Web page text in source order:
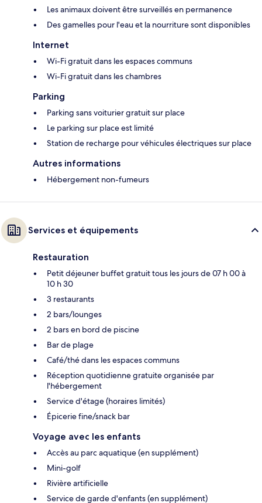
Les animaux doivent être surveillés en permanence
Des gamelles pour l'eau et la nourriture sont disponibles
Internet
Wi-Fi gratuit dans les espaces communs
Wi-Fi gratuit dans les chambres
Parking
Parking sans voiturier gratuit sur place
Le parking sur place est limité
Station de recharge pour véhicules électriques sur place
Autres informations
Hébergement non-fumeurs
Services et équipements
Restauration
Petit déjeuner buffet gratuit tous les jours de 07 h 00 à
10 h 30
3 restaurants
2 bars/lounges
2 bars en bord de piscine
Bar de plage
Café/thé dans les espaces communs
Réception quotidienne gratuite organisée par
l'hébergement
Service d'étage (horaires limités)
Épicerie fine/snack bar
Voyage avec les enfants
Accès au parc aquatique (en supplément)
Mini-golf
Rivière artificielle
Service de garde d'enfants (en supplément)